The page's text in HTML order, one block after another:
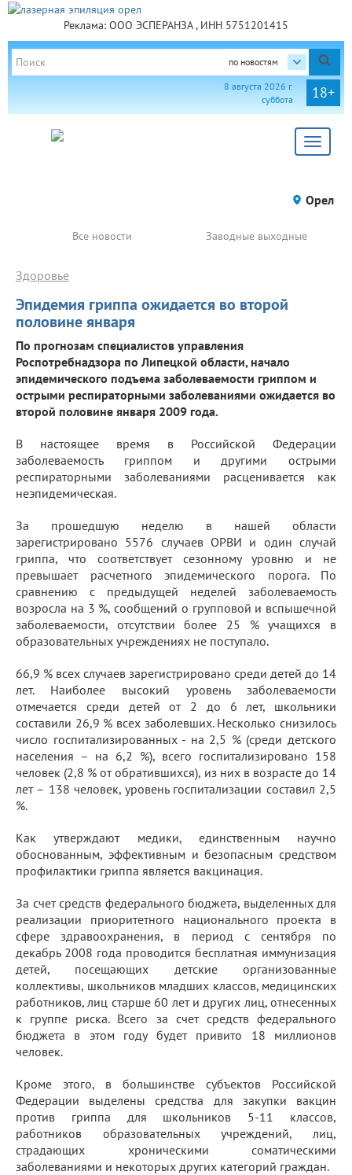
Реклама: ООО ЭСПЕРАНЗА , ИНН 5751201415
по новостям
18+
8 августа 2026 г.
суббота
Toggle
Орел
Все новости Заводные выходные
Эпидемия гриппа ожидается во второй
половине января
Здоровье
По прогнозам специалистов управления
Роспотребнадзора по Липецкой области, начало
эпидемического подъема заболеваемости гриппом и
острыми респираторными заболеваниями ожидается во
второй половине января 2009 года.
В настоящее время в Российской Федерации
заболеваемость гриппом и другими острыми
респираторными заболеваниями расценивается как
неэпидемическая.
За прошедшую неделю в нашей области
зарегистрировано 5576 случаев ОРВИ и один случай
гриппа, что соответствует сезонному уровню и не
превышает расчетного эпидемического порога. По
сравнению с предыдущей неделей заболеваемость
возросла на 3 %, сообщений о групповой и вспышечной
заболеваемости, отсутствии более 25 % учащихся в
образовательных учреждениях не поступало.
66,9 % всех случаев зарегистрировано среди детей до 14
лет. Наиболее высокий уровень заболеваемости
отмечается среди детей от 2 до 6 лет, школьники
составили 26,9 % всех заболевших. Несколько снизилось
число госпитализированных - на 2,5 % (среди детского
населения – на 6,2 %), всего госпитализировано 158
человек (2,8 % от обратившихся), из них в возрасте до 14
лет – 138 человек, уровень госпитализации составил 2,5
%.
Как утверждают медики, единственным научно
обоснованным, эффективным и безопасным средством
профилактики гриппа является вакцинация.
За счет средств федерального бюджета, выделенных для
реализации приоритетного национального проекта в
сфере здравоохранения, в период с сентября по
декабрь 2008 года проводится бесплатная иммунизация
детей, посещающих детские организованные
коллективы, школьников младших классов, медицинских
работников, лиц старше 60 лет и других лиц, отнесенных
к группе риска. Всего за счет средств федерального
бюджета в этом году будет привито 18 миллионов
человек.
Кроме этого, в большинстве субъектов Российской
Федерации выделены средства для закупки вакцин
против гриппа для школьников 5-11 классов,
работников образовательных учреждений, лиц,
страдающих хроническими соматическими
заболеваниями и некоторых других категорий граждан.